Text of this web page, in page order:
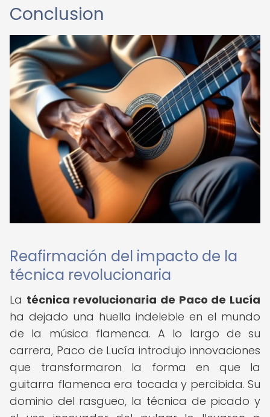
Conclusion
Reafirmación del impacto de la
técnica revolucionaria
La técnica revolucionaria de Paco de Lucía
ha dejado una huella indeleble en el mundo
de la música flamenca. A lo largo de su
carrera, Paco de Lucía introdujo innovaciones
que transformaron la forma en que la
guitarra flamenca era tocada y percibida. Su
dominio del rasgueo, la técnica de picado y